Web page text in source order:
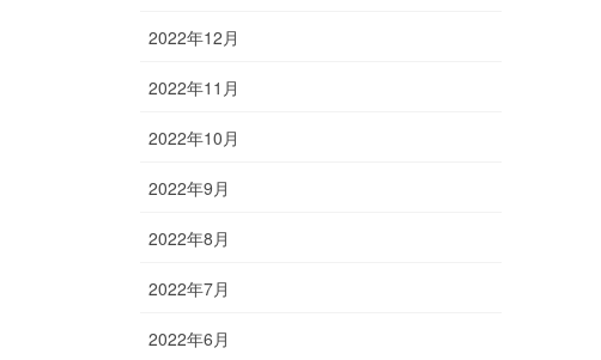
2022年12月
2022年11月
2022年10月
2022年9月
2022年8月
2022年7月
2022年6月